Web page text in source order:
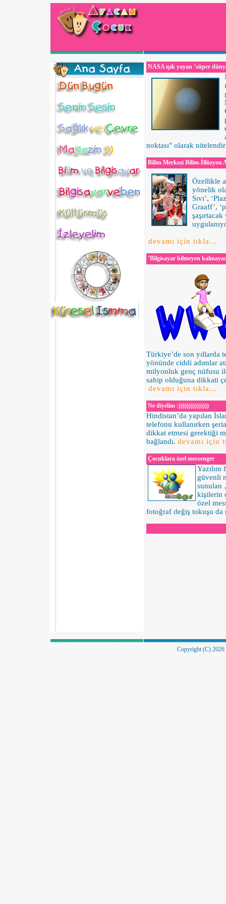
NASA ışık yayan ’süper
noktası" olarak
Bilim Merkezi Bilim-İllüzyon
Özellikle
yönelik
Sıvı’,
Graaff’,
devamı için tıkla...
’Bilgisayar bilmeyen
Türkiye’de son yıllarda
yönünde ciddi adımlar
milyonluk genç nüfusu
sahip olduğuna dikkati
devamı için tıkla...
Ne diyelim :)))))))))))))))
Hindistan’da yapılan
telefonu kullanırken
dikkat etmesi gerektiği
bağlandı. devamı için
Çocuklara özel messenger
güvenli
sunulan
kişilerin
özel
fotoğraf değiş tokuşu
Copyright (C) 2026